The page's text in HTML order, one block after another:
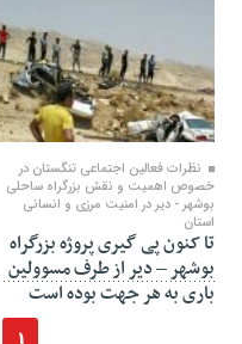
۰۶ آذر ۱۳۹۹
نظرات فعالین اجتماعی تنگستان در
خصوص اهمیت و نقش بزرگراه ساحلی
بوشهر - دیر در امنیت مرزی و انسانی
استان
تا کنون پی گیری پروژه بزرگراه
بوشهر – دیر از طرف مسوولین
باری به هر جهت بوده است
1